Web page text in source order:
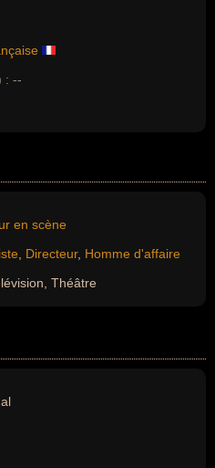
: --
en scène
Directeur, Homme d'affaire
Théâtre